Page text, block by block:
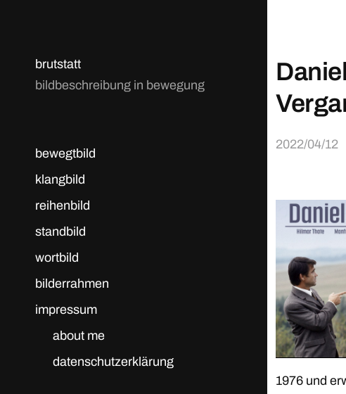
brutstatt
bildbeschreibung in bewegung
bewegtbild
klangbild
reihenbild
standbild
wortbild
bilderrahmen
impressum
about me
datenschutzerklärung
2022/04/12
1976 und